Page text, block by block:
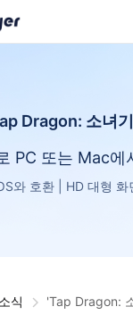
Dragon: 소녀
PC 또는 Mac에
와 호환 | HD 대형 화
식
'Tap Dragon: